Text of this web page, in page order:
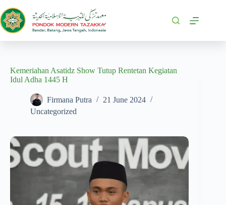
Kemeriahan Asatidz Show Tutup Rentetan Kegiatan
Idul Adha 1445 H
Firmana Putra
21 June 2024
Uncategorized